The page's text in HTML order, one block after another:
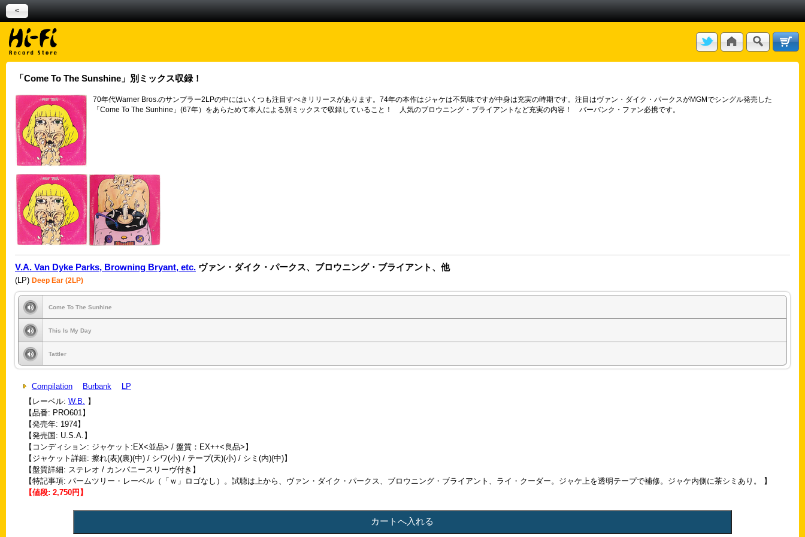
<
「Come To The Sunshine」別ミックス収録！
70年代Warner Bros.のサンプラー2LPの中にはいくつも注目すべきリリースがあります。74年の本作はジャケは不気味ですが中身は充実の時期です。注目はヴァン・ダイク・パークスがMGMでシングル発売した
「Come To The Sunhine」(67年）をあらためて本人による別ミックスで収録していること！ 人気のブロウニング・ブライアントなど充実の内容！ バーバンク・ファン必携です。
V.A. Van Dyke Parks, Browning Bryant, etc. ヴァン・ダイク・パークス、ブロウニング・ブライアント、他
(LP) Deep Ear (2LP)
Come To The Sunhine
This Is My Day
Tattler
Compilation Burbank
LP
【レーベル: W.B. 】
【品番: PRO601】
【発売年: 1974】
【発売国: U.S.A.】
【コンディション: ジャケット:EX<並品> / 盤質：EX++<良品>】
【ジャケット詳細: 擦れ(表)(裏)(中) / シワ(小) / テープ(天)(小) / シミ(内)(中)】
【盤質詳細: ステレオ / カンパニースリーヴ付き】
【特記事項: パームツリー・レーベル（「ｗ」ロゴなし）。試聴は上から、ヴァン・ダイク・パークス、ブロウニング・ブライアント、ライ・クーダー。ジャケ上を透明テープで補修。ジャケ内側に茶シミあり。 】
【値段: 2,750円】